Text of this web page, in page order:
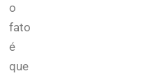
o
fato
é
que